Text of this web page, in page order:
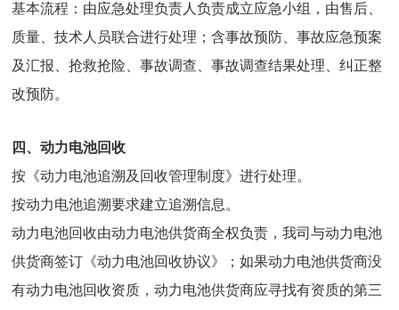
基本流程：由应急处理负责人负责成立应急小组，由售后、
质量、技术人员联合进行处理；含事故预防、事故应急预案
及汇报、抢救抢险、事故调查、事故调查结果处理、纠正整
改预防。
四、动力电池回收
按《动力电池追溯及回收管理制度》进行处理。
按动力电池追溯要求建立追溯信息。
动力电池回收由动力电池供货商全权负责，我司与动力电池
供货商签订《动力电池回收协议》；如果动力电池供货商没
有动力电池回收资质，动力电池供货商应寻找有资质的第三